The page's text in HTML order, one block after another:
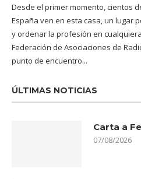
Desde el primer momento, cientos
España ven en esta casa, un lugar
y ordenar la profesión en
Federación de Asociaciones de
punto de encuentro...
ÚLTIMAS NOTICIAS
Carta a
07/08/2026